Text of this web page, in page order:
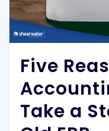
Five
Take a